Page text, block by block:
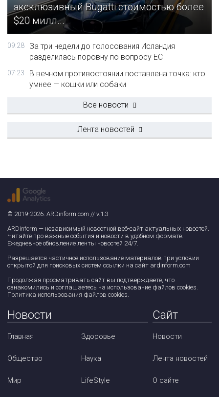
эксклюзивный Bugatti стоимостью более
$20 милл...
09:28
За три недели до голосования Исландия
разделилась поровну по вопросу ЕС
07:23
В вечном противостоянии поставлена точка: кто
умнее — кошки или собаки
Все новости
Лента новостей
© 2019-2026. ARDinform.com // v.1.3
ARDinform — независимый новостной веб-сайт актуальных новостей.
Читайте про важные события и новости в удобном формате.
Ежедневное обновление ленты новостей 24/7.
Разрешается частичное использование материалов при условии
открытой для поисковых систем ссылки на сайт ardinform.com
Продолжая просматривать сайт вы подтверждаете, что
ознакомились и соглашаетесь на использование файлов cookies.
Политика использования файлов cookies.
Новости
Главная
Общество
Мир
Здоровье
Наука
LifeStyle
Сайт
Новости
Лента новостей
О сайте